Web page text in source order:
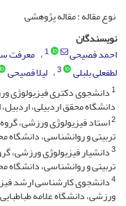
نوع مقاله : مقاله پژوهشی
نویسندگان
احمد فصیحی
1 معرفت
لطفعلی بلبلی 3 لیلا فصیحی
1دانشجوی دکتری فیزیولوژی
دانشگاه محقق اردبیلی، اردبیل،
2استاد فیزیولوژی ورزشی،
تربیتی و روانشناسی، دانشگاه
3دانشیار فیزیولوژی ورزشی،
تربیتی و روانشناسی، دانشگاه
4دانشجوی کارشناسی ارشد
ورزشی، دانشگاه علامه